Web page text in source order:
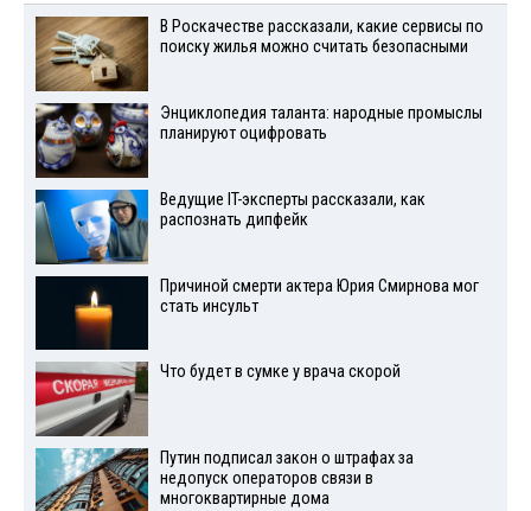
В Роскачестве рассказали, какие сервисы по
поиску жилья можно считать безопасными
Энциклопедия таланта: народные промыслы
планируют оцифровать
Ведущие IT-эксперты рассказали, как
распознать дипфейк
Причиной смерти актера Юрия Смирнова мог
стать инсульт
Что будет в сумке у врача скорой
Путин подписал закон о штрафах за
недопуск операторов связи в
многоквартирные дома